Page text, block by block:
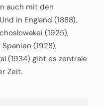
auch mit den
in England (1888),
(1925),
(1928),
(1934) gibt es zentrale
Zeit.